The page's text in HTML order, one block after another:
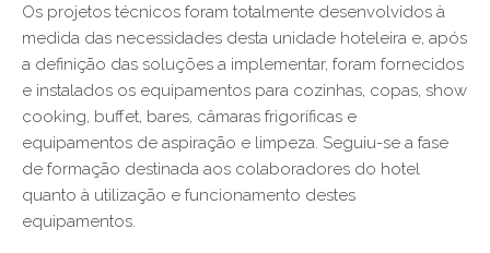
Os projetos técnicos foram totalmente desenvolvidos à
medida das necessidades desta unidade hoteleira e, após
a definição das soluções a implementar, foram fornecidos
e instalados os equipamentos para cozinhas, copas, show
cooking, buffet, bares, câmaras frigoríficas e
equipamentos de aspiração e limpeza. Seguiu-se a fase
de formação destinada aos colaboradores do hotel
quanto à utilização e funcionamento destes
equipamentos.